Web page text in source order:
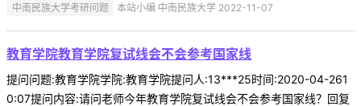
中南民族大学考研问题 本站小编 中南民族大学 2022-11-07
教育学院教育学院复试线会不会参考国家线
提问问题:教育学院学院:教育学院提问人:13***25时间:2020-04-261
0:07提问内容:请问老师今年教育学院复试线会不会参考国家线？回复